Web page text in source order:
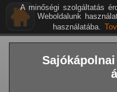
A minőségi szolgáltatás
Weboldalunk
használatába.